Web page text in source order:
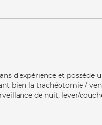
d'expérience et possède
bien la trachéotomie /
de nuit, lever/